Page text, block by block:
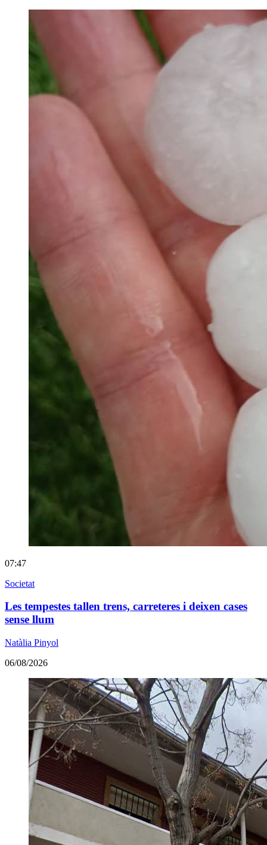
07:47
Societat
Les tempestes tallen trens, carreteres i deixen cases
sense llum
Natàlia Pinyol
06/08/2026